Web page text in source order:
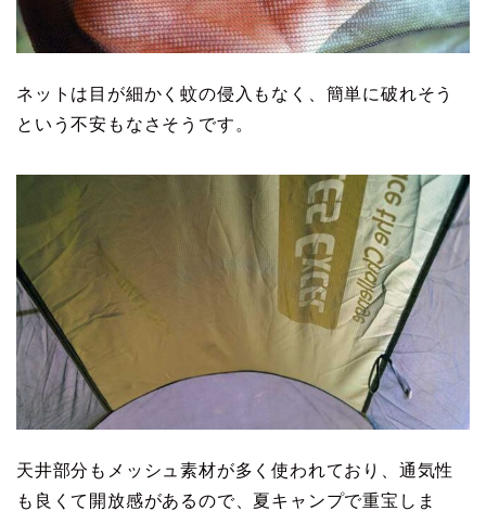
ネットは目が細かく蚊の侵入もなく、簡単に破れそう
という不安もなさそうです。
天井部分もメッシュ素材が多く使われており、通気性
も良くて開放感があるので、夏キャンプで重宝しま